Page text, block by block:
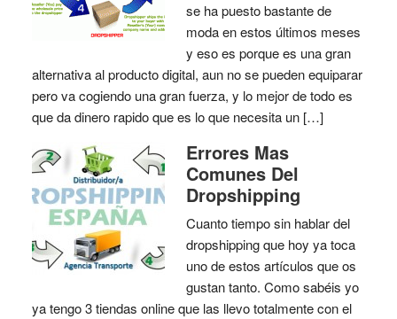
se ha puesto bastante de
moda en estos últimos meses
y eso es porque es una gran
alternativa al producto digital, aun no se pueden equiparar
pero va cogiendo una gran fuerza, y lo mejor de todo es
que da dinero rapido que es lo que necesita un […]
Errores Mas
Comunes Del
Dropshipping
Cuanto tiempo sin hablar del
dropshipping que hoy ya toca
uno de estos artículos que os
gustan tanto. Como sabéis yo
ya tengo 3 tiendas online que las llevo totalmente con el